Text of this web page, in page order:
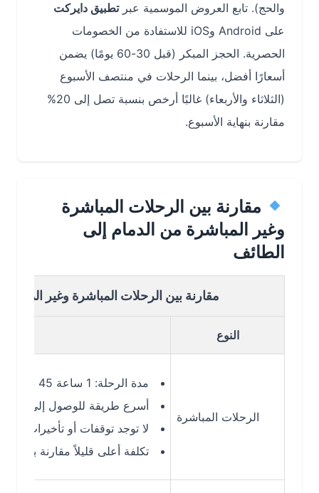
والحج). تابع العروض الموسمية عبرتطبيق دايركت
على Android وiOS للاستفادة من الخصومات
الحصرية. الحجز المبكر (قبل 30-60 يومًا) يضمن
أسعارًا أفضل، بينما الرحلات في منتصف الأسبوع
(الثلاثاء والأربعاء) غالبًا أرخص بنسبة تصل إلى 20%
مقارنة بنهاية الأسبوع.
مقارنة بين الرحلات المباشرة
وغير المباشرة من الدمام إلى
الطائف
مقارنة بين الرحلات المباشرة وغير المباشرة
الرحلات المباشرة
مدة الرحلة: 1 ساعة 45 دقيقة إلى 2 ساعة
أسرع طريقة للوصول إلى الطائف
لا توجد توقفات أو تأخيرات إضافية
تكلفة أعلى قليلاً مقارنة بالرحلات غير